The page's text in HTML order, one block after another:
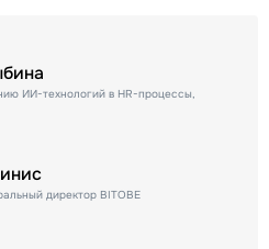
ИИ-технологий в HR-процессы,
директор BITOBE